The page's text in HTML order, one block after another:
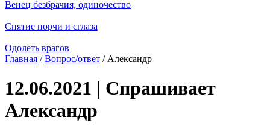
Венец безбрачия, одиночество
Снятие порчи и сглаза
Одолеть врагов
Главная /Вопрос/ответ / Александр
12.06.2021 | Спрашивает
Александр